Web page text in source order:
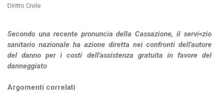
Diritto Civile
Secondo una recente pronuncia della Cassazione, il servi<zio
sanitario nazionale ha azione diretta nei confronti dell'autore
del danno per i costi dell'assistenza gratuita in favore del
danneggiato
Argomenti correlati